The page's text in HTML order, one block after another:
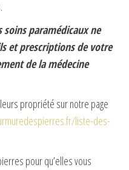
paramédicaux ne
et prescriptions de votre
de la médecine
propriété sur notre page
liste-des-
pour qu’elles vous